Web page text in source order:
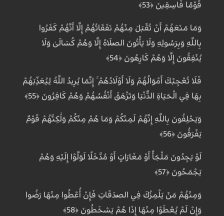
قَوْمًا فَاسِقِينَ ﴿53﴾
وَمَا مَنَعَهُمْ أَنْ تُقْبَلَ مِنْهُمْ نَفَقَاتُهُمْ إِلَّا أَنَّهُمْ كَفَرُوا
بِاللَّهِ وَبِرَسُولِهِ وَلَا يَأْتُونَ الصَّلَاةَ إِلَّا وَهُمْ كُسَالَىٰ وَلَا
يُنْفِقُونَ إِلَّا وَهُمْ كَارِهُونَ ﴿54﴾
فَلَا تُعْجِبْكَ أَمْوَالُهُمْ وَلَا أَوْلَادُهُمْ ۚ إِنَّمَا يُرِيدُ اللَّهُ لِيُعَذِّبَهُمْ
بِهَا فِي الْحَيَاةِ الدُّنْيَا وَتَزْهَقَ أَنْفُسُهُمْ وَهُمْ كَافِرُونَ ﴿55﴾
وَيَحْلِفُونَ بِاللَّهِ إِنَّهُمْ لَمِنْكُمْ وَمَا هُمْ مِنْكُمْ وَلَٰكِنَّهُمْ قَوْمٌ
يَفْرَقُونَ ﴿56﴾
لَوْ يَجِدُونَ مَلْجَأً أَوْ مَغَارَاتٍ أَوْ مُدَّخَلًا لَوَلَّوْا إِلَيْهِ وَهُمْ
يَجْمَحُونَ ﴿57﴾
وَمِنْهُمْ مَنْ يَلْمِزُكَ فِي الصَّدَقَاتِ فَإِنْ أُعْطُوا مِنْهَا رَضُوا
وَإِنْ لَمْ يُعْطَوْا مِنْهَا إِذَا هُمْ يَسْخَطُونَ ﴿58﴾